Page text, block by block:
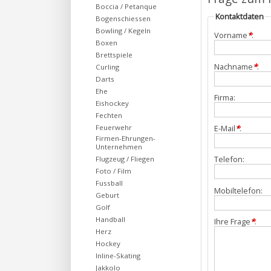
Kontaktdaten
Vorname*:
Nachname*:
Firma:
E-Mail*:
Telefon:
Mobiltelefon:
Ihre Frage*:
Boccia / Petanque
Bogenschiessen
Bowling / Kegeln
Boxen
Brettspiele
Curling
Darts
Ehe
Eishockey
Fechten
Feuerwehr
Firmen-Ehrungen-
Unternehmen
Flugzeug / Fliegen
Foto / Film
Fussball
Geburt
Golf
Handball
Herz
Hockey
Inline-Skating
Jakkolo